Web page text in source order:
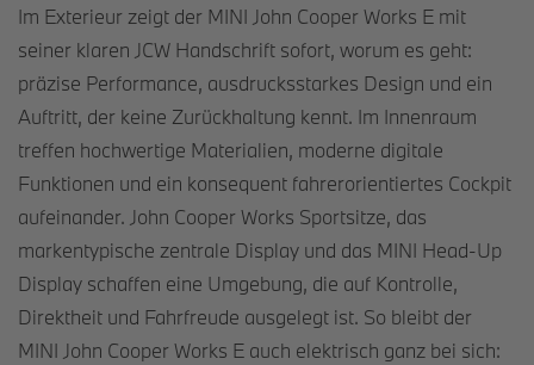
Im Exterieur zeigt der MINI John Cooper Works E mit
seiner klaren JCW Handschrift sofort, worum es geht:
präzise Performance, ausdrucksstarkes Design und ein
Auftritt, der keine Zurückhaltung kennt. Im Innenraum
treffen hochwertige Materialien, moderne digitale
Funktionen und ein konsequent fahrerorientiertes Cockpit
aufeinander. John Cooper Works Sportsitze, das
markentypische zentrale Display und das MINI Head-Up
Display schaffen eine Umgebung, die auf Kontrolle,
Direktheit und Fahrfreude ausgelegt ist. So bleibt der
MINI John Cooper Works E auch elektrisch ganz bei sich: